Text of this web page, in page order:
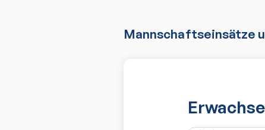
Mannschaftseinsätze